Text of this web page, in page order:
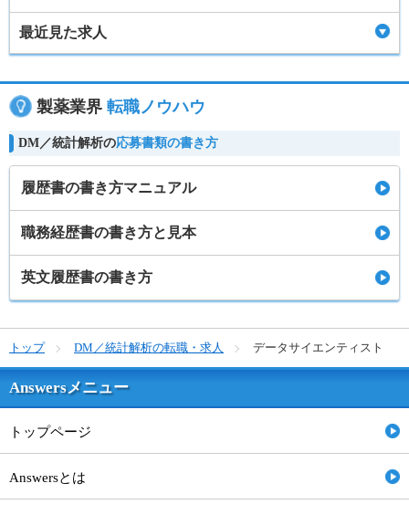
最近見た求人
製薬業界 転職ノウハウ
DM／統計解析の応募書類の書き方
履歴書の書き方マニュアル
職務経歴書の書き方と見本
英文履歴書の書き方
トップ DM／統計解析の転職・求人 データサイエンティスト
Answersメニュー
トップページ
Answersとは